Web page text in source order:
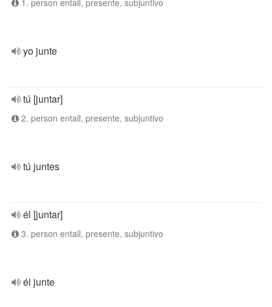
1. person entall, presente, subjuntivo
yo junte
tú [juntar]
2. person entall, presente, subjuntivo
tú juntes
él [juntar]
3. person entall, presente, subjuntivo
él junte